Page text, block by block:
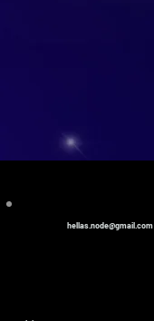
hellas.node@gmail.com